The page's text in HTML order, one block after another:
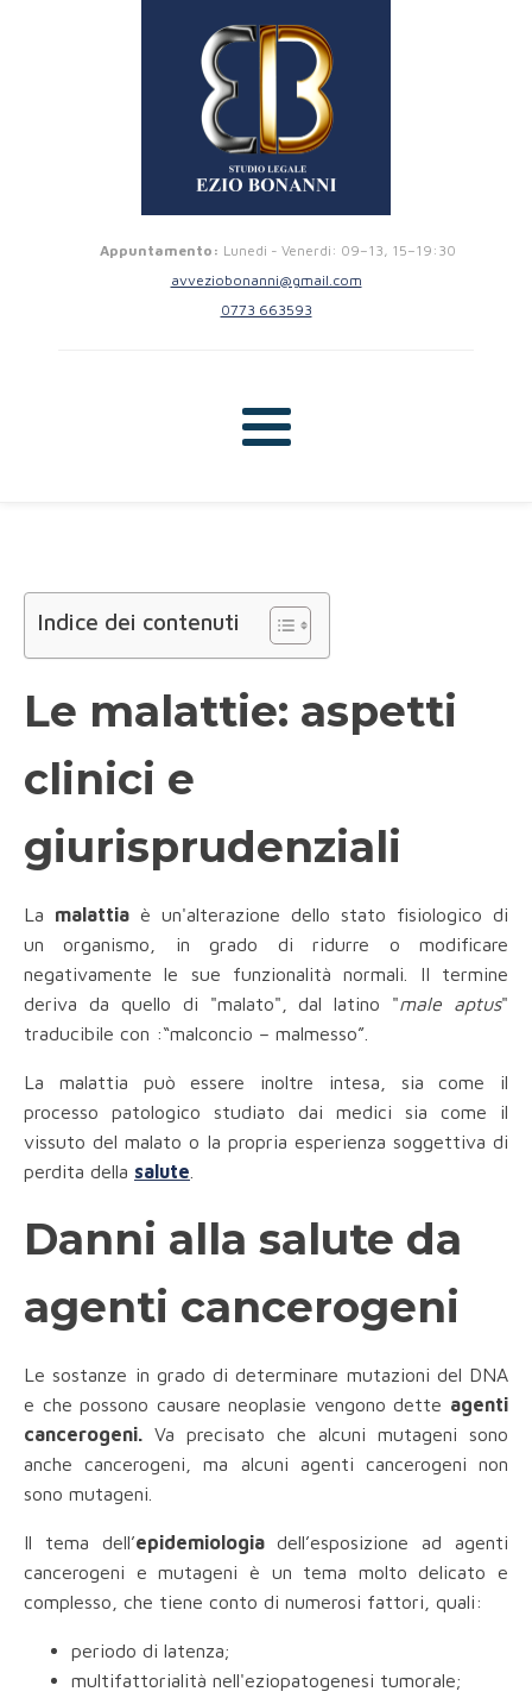
Appuntamento: Lunedi - Venerdi: 09–13, 15–19:30
avveziobonanni@gmail.com
0773 663593
Indice dei contenuti
Le malattie: aspetti
clinici e
giurisprudenziali
La malattia è un'alterazione dello stato fisiologico di
un organismo, in grado di ridurre o modificare
negativamente le sue funzionalità normali. II termine
deriva da quello di "malato", dal latino "male aptus"
traducibile con :“malconcio – malmesso”.
La malattia può essere inoltre intesa, sia come il
processo patologico studiato dai medici sia come il
vissuto del malato o la propria esperienza soggettiva di
perdita della salute
Danni alla salute da
agenti cancerogeni
Le sostanze in grado di determinare mutazioni del DNA
e che possono causare neoplasie vengono dette agenti
cancerogeni. Va precisato che alcuni mutageni sono
anche cancerogeni, ma alcuni agenti cancerogeni non
sono mutageni.
Il tema dell’epidemiologiadell’esposizione ad agenti
cancerogeni e mutageni è un tema molto delicato e
complesso, che tiene conto di numerosi fattori, quali:
periodo di latenza;
multifattorialità nell'eziopatogenesi tumorale;